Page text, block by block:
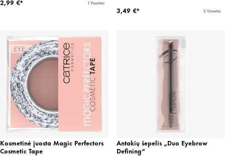
1 Vienetai
3,49 €*
2 Vienetai
Kosmetinė juosta Magic Perfectors
Cosmetic Tape
Antakių šepelis „Duo Eyebrow
Defining“